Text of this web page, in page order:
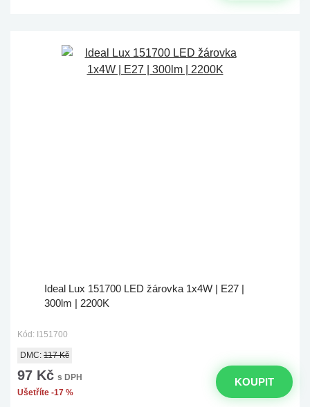
Ideal Lux 151700 LED žárovka 1x4W | E27 |
300lm | 2200K
Kód: I151700
DMC: 117 Kč
97 Kč s DPH
Ušetříte -17 %
KOUPIT